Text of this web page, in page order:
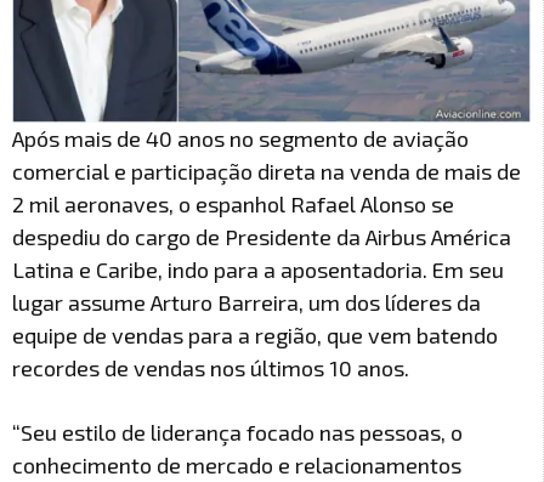
Após mais de 40 anos no segmento de aviação
comercial e participação direta na venda de mais de
2 mil aeronaves, o espanhol Rafael Alonso se
despediu do cargo de Presidente da Airbus América
Latina e Caribe, indo para a aposentadoria. Em seu
lugar assume Arturo Barreira, um dos líderes da
equipe de vendas para a região, que vem batendo
recordes de vendas nos últimos 10 anos.
“Seu estilo de liderança focado nas pessoas, o
conhecimento de mercado e relacionamentos